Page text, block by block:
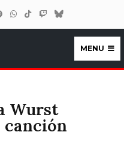
MENU
Wurst
canción